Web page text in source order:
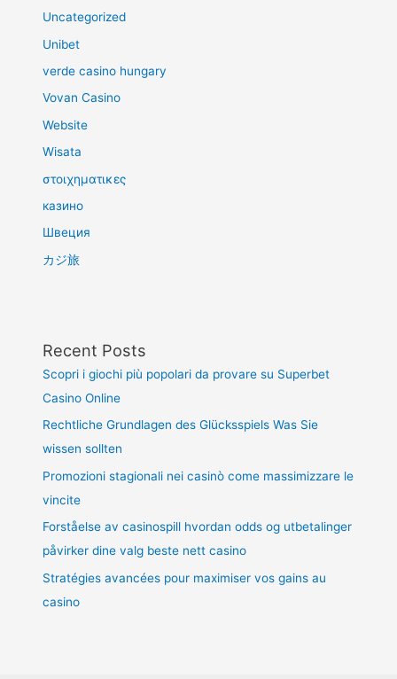
Uncategorized
Unibet
verde casino hungary
Vovan Casino
Website
Wisata
στοιχηματικες
казино
Швеция
カジ旅
Recent Posts
Scopri i giochi più popolari da provare su Superbet
Casino Online
Rechtliche Grundlagen des Glücksspiels Was Sie
wissen sollten
Promozioni stagionali nei casinò come massimizzare le
vincite
Forståelse av casinospill hvordan odds og utbetalinger
påvirker dine valg beste nett casino
Stratégies avancées pour maximiser vos gains au
casino